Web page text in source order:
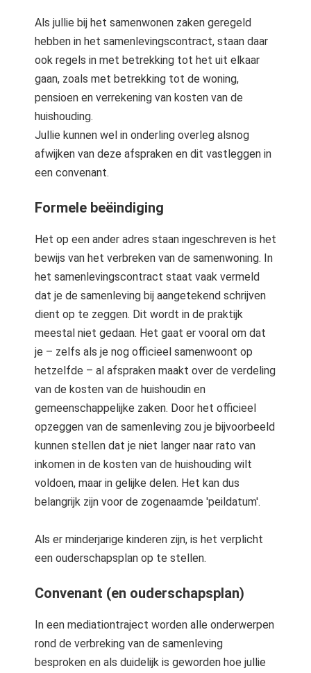
Als jullie bij het samenwonen zaken geregeld
hebben in het samenlevingscontract, staan daar
ook regels in met betrekking tot het uit elkaar
gaan, zoals met betrekking tot de woning,
pensioen en verrekening van kosten van de
huishouding.
Jullie kunnen wel in onderling overleg alsnog
afwijken van deze afspraken en dit vastleggen in
een convenant.
Formele beëindiging
Het op een ander adres staan ingeschreven is het
bewijs van het verbreken van de samenwoning. In
het samenlevingscontract staat vaak vermeld
dat je de samenleving bij aangetekend schrijven
dient op te zeggen. Dit wordt in de praktijk
meestal niet gedaan. Het gaat er vooral om dat
je – zelfs als je nog officieel samenwoont op
hetzelfde – al afspraken maakt over de verdeling
van de kosten van de huishoudin en
gemeenschappelijke zaken. Door het officieel
opzeggen van de samenleving zou je bijvoorbeeld
kunnen stellen dat je niet langer naar rato van
inkomen in de kosten van de huishouding wilt
voldoen, maar in gelijke delen. Het kan dus
belangrijk zijn voor de zogenaamde 'peildatum'.
Als er minderjarige kinderen zijn, is het verplicht
een ouderschapsplan op te stellen.
Convenant (en ouderschapsplan)
In een mediationtraject worden alle onderwerpen
rond de verbreking van de samenleving
besproken en als duidelijk is geworden hoe jullie